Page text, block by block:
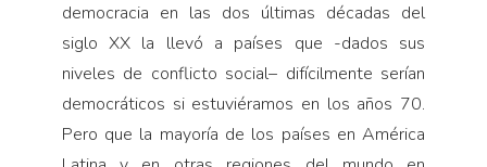
democracia en las dos últimas décadas del
siglo XX la llevó a países que -dados sus
niveles de conflicto social– difícilmente serían
democráticos si estuviéramos en los años 70.
Pero que la mayoría de los países en América